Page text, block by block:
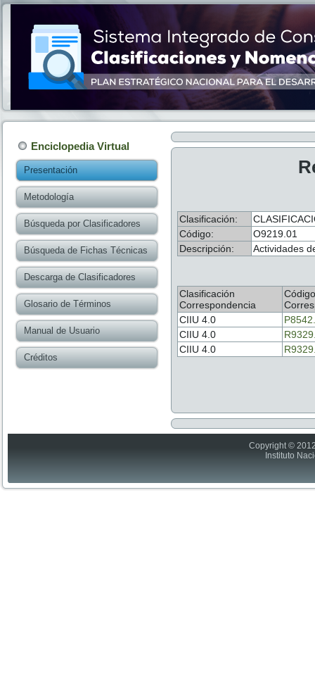
Enciclopedia Virtual
Presentación
Metodología
Búsqueda por Clasificadores
Búsqueda de Fichas Técnicas
Descarga de Clasificadores
Glosario de Términos
Manual de Usuario
Créditos
Clasificación:
Código:
O9219.01
Descripción:
Actividades
Clasificación
Correspondencia
Código
CIIU 4.0
CIIU 4.0
CIIU 4.0
Copyright ©
Instituto